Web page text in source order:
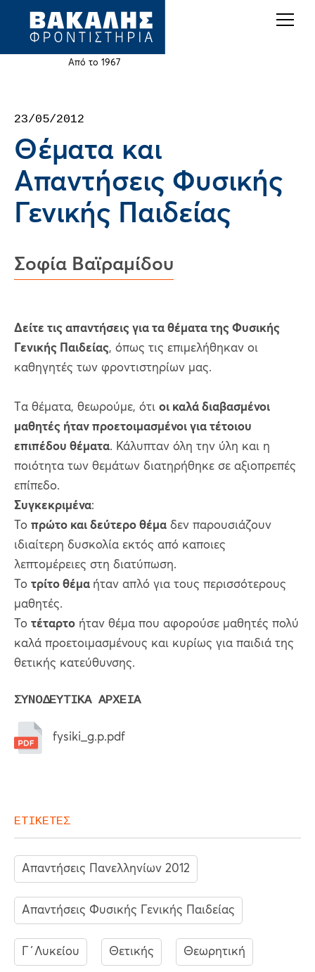
Jump
Από το 1967
top
23/05/2012
Θέματα και
Απαντήσεις Φυσικής
Γενικής Παιδείας
Σοφία Βαϊραμίδου
Δείτε τις απαντήσεις για τα θέματα της Φυσικής
Γενικής Παιδείας, όπως τις επιμελήθηκαν οι
καθηγητές των φροντιστηρίων μας.
Tα θέματα, θεωρούμε, ότι οι καλά διαβασμένοι
μαθητές ήταν προετοιμασμένοι για τέτοιου
επιπέδου θέματα. Κάλυπταν όλη την ύλη και η
ποιότητα των θεμάτων διατηρήθηκε σε αξιοπρεπές
επίπεδο.
Συγκεκριμένα:
Το πρώτο και δεύτερο θέμα δεν παρουσιάζουν
ιδιαίτερη δυσκολία εκτός από καποιες
λεπτομέρειες στη διατύπωση.
Το τρίτο θέμα ήταν απλό για τους περισσότερους
μαθητές.
Το τέταρτο ήταν θέμα που αφορούσε μαθητές πολύ
καλά προετοιμασμένους και κυρίως για παιδιά της
θετικής κατεύθυνσης.
ΣΥΝΟΔΕΥΤΙΚΑ ΑΡΧΕΙΑ
fysiki_g.p.pdf
ΕΤΙΚΕΤΕΣ
Απαντήσεις Πανελληνίων 2012
Απαντήσεις Φυσικής Γενικής Παιδείας
Γ΄Λυκείου Θετικής Θεωρητική